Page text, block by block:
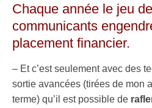
Chaque année le jeu
communicants
placement financier.
– Et c’est seulement avec des
sortie avancées (tirées de mon
terme) qu’il est possible de